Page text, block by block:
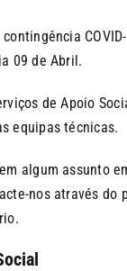
09 de Abril.
de Apoio
equipas técnicas.
algum assunto
nos através do